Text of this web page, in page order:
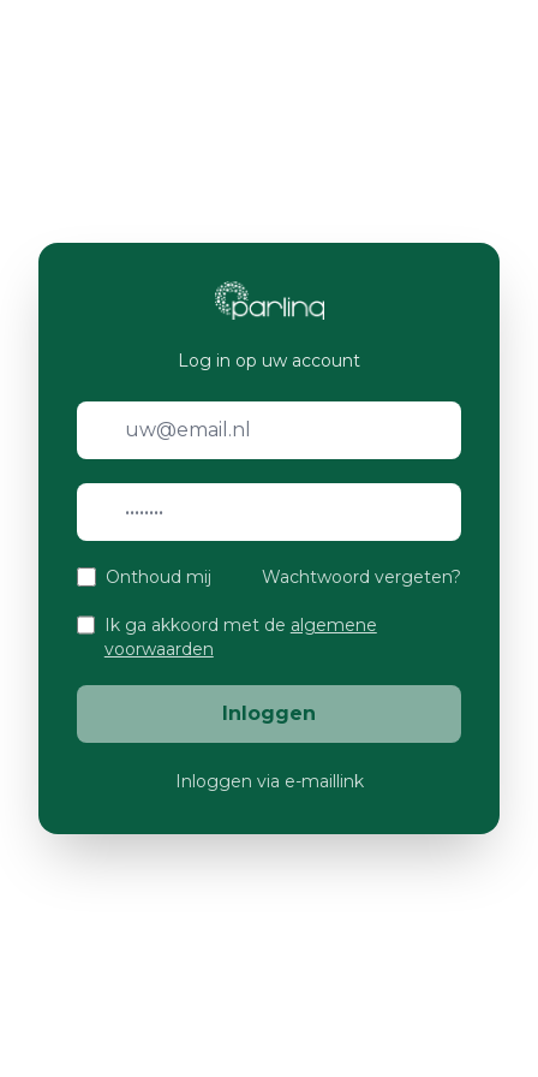
Log in op uw account
Onthoud mij Wachtwoord vergeten?
Ik ga akkoord met de algemene
voorwaarden
Inloggen
Inloggen via e-maillink